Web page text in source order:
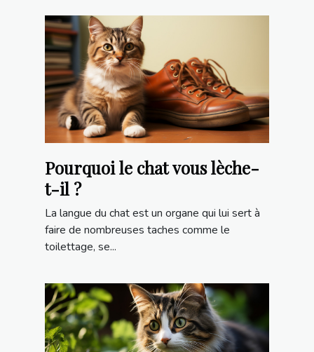
Pourquoi le chat vous lèche-
t-il ?
La langue du chat est un organe qui lui sert à
faire de nombreuses taches comme le
toilettage, se...